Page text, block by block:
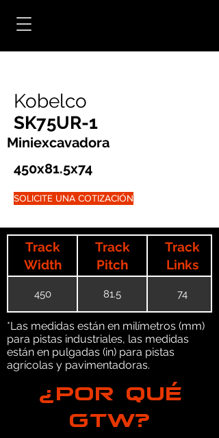
Kobelco
SK75UR-1
Miniexcavadora
450x81.5x74
SOLICITE UNA COTIZACIÓN
Track
Width
Track
Pitch
Track
Links
450 81.5 74
*Las medidas están en milímetros (mm)
para pistas industriales, las medidas
están en pulgadas (in) para pistas
agrícolas y pavimentadoras.
¿POR QUÉ
GTW?